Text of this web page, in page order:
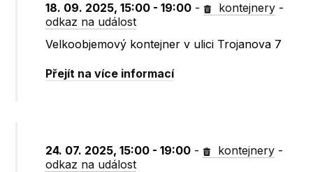
18. 09. 2025, 15:00 - 19:00 - kontejnery -
odkaz na událost
Velkoobjemový kontejner v ulici Trojanova 7
Přejít na více informací
24. 07. 2025, 15:00 - 19:00 - kontejnery -
odkaz na událost